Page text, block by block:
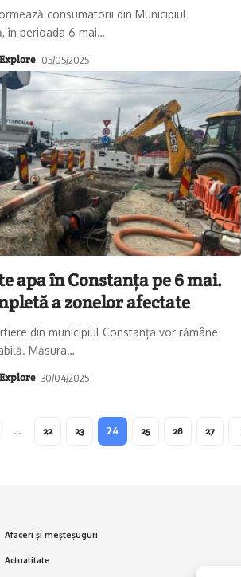
consumatorii din Municipiul
în perioada 6 mai…
05/05/2025
apa în Constanța pe 6 mai.
a zonelor afectate
din municipiul Constanța vor rămâne
Măsura…
30/04/2025
… 22 23 24 25 26 27
Afaceri și meșteșuguri
Actualitate